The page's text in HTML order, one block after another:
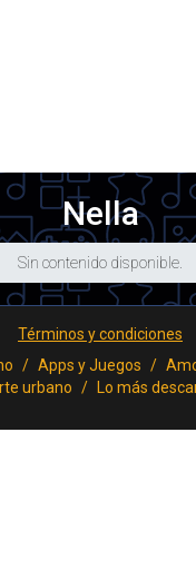
Nella
Sin contenido disponible.
Términos y condiciones
Apps y Juegos
urbano
Lo más